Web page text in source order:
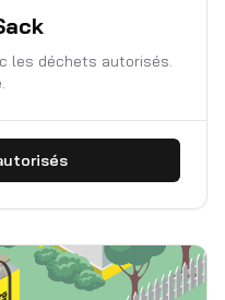
les déchets autorisés.